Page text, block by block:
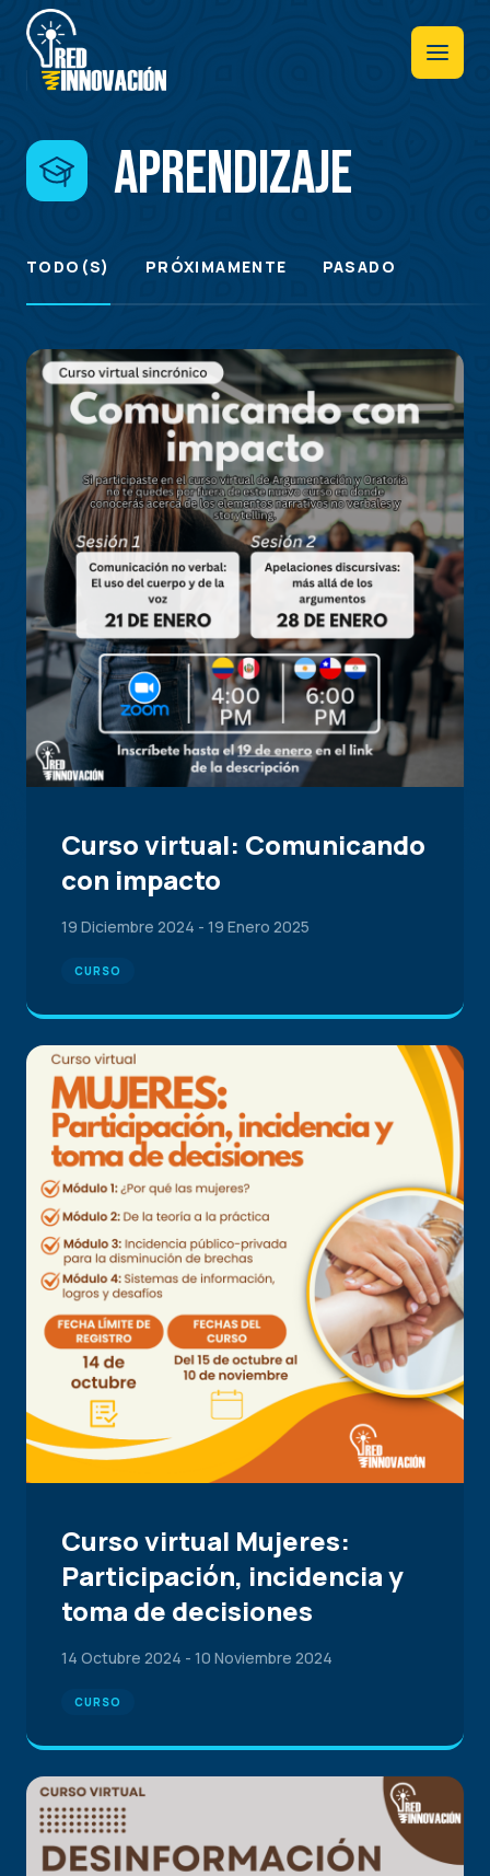
Pasar
contenido
principal
Aprendizaje
TODO(S) PRÓXIMAMENTE PASADO
Curso virtual: Comunicando
con impacto
19 Diciembre 2024 - 19 Enero 2025
CURSO
Curso virtual Mujeres:
Participación, incidencia y
toma de decisiones
14 Octubre 2024 - 10 Noviembre 2024
CURSO